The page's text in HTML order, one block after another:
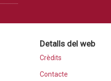
Detalls del web
Crèdits
Contacte